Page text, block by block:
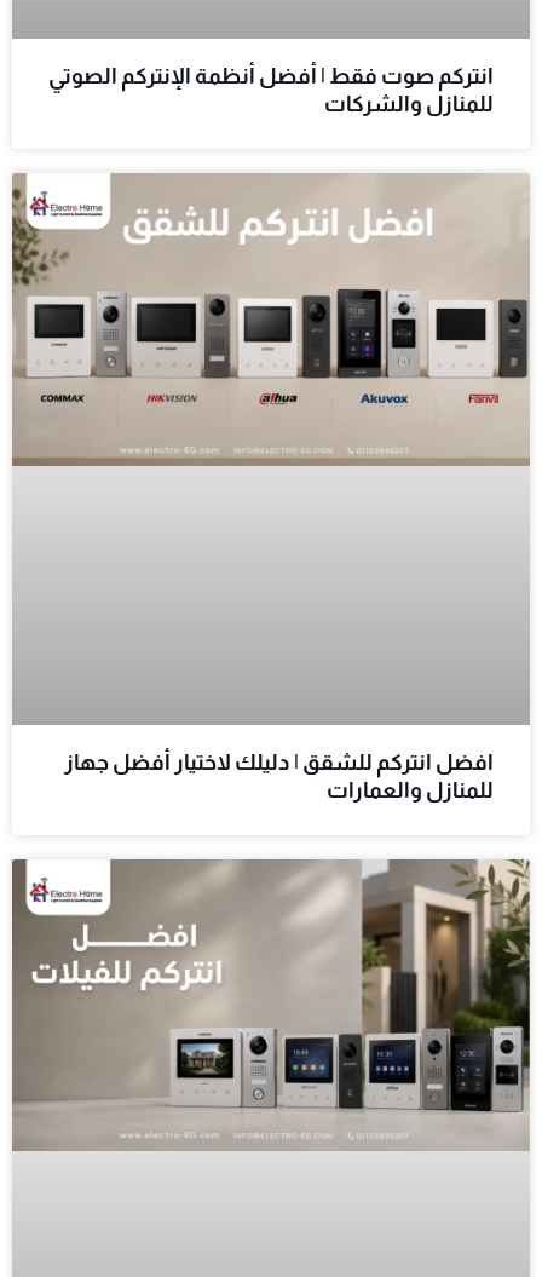
انتركم صوت فقط | أفضل أنظمة الإنتركم الصوتي
للمنازل والشركات
افضل انتركم للشقق | دليلك لاختيار أفضل جهاز
للمنازل والعمارات